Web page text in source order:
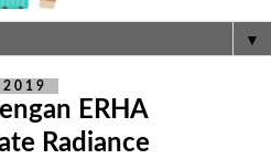
▼
ERHA
Radiance